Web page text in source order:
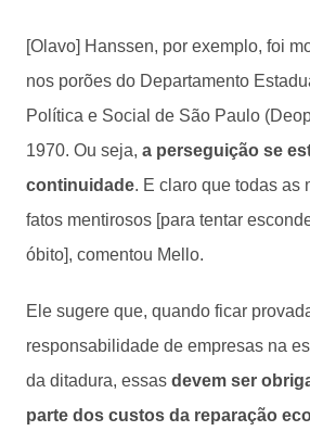
[Olavo] Hanssen, por exemplo, foi
nos porões do Departamento
Política e Social de São Paulo
1970. Ou seja, a perseguição se
continuidade. E claro que todas as
fatos mentirosos [para tentar
óbito], comentou Mello.
Ele sugere que, quando ficar
responsabilidade de empresas na
da ditadura, essas devem ser
parte dos custos da reparação